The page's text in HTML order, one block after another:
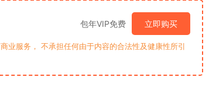
包年VIP免费 立即购买
业服务， 不承担任何由于内容的合法性及健康性所引